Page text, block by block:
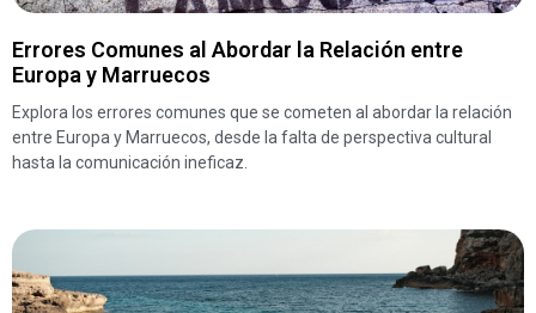
Errores Comunes al Abordar la Relación entre
Europa y Marruecos
Explora los errores comunes que se cometen al abordar la relación
entre Europa y Marruecos, desde la falta de perspectiva cultural
hasta la comunicación ineficaz.